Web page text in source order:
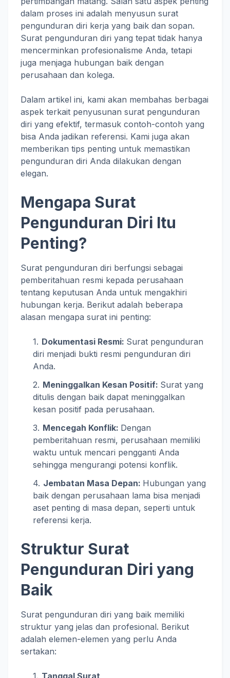
dalam proses ini adalah menyusun surat
pengunduran diri kerja yang baik dan sopan.
Surat pengunduran diri yang tepat tidak hanya
mencerminkan profesionalisme Anda, tetapi
juga menjaga hubungan baik dengan
perusahaan dan kolega.
Dalam artikel ini, kami akan membahas berbagai
aspek terkait penyusunan surat pengunduran
diri yang efektif, termasuk contoh-contoh yang
bisa Anda jadikan referensi. Kami juga akan
memberikan tips penting untuk memastikan
pengunduran diri Anda dilakukan dengan
elegan.
Mengapa Surat
Pengunduran Diri Itu
Penting?
Surat pengunduran diri berfungsi sebagai
pemberitahuan resmi kepada perusahaan
tentang keputusan Anda untuk mengakhiri
hubungan kerja. Berikut adalah beberapa
alasan mengapa surat ini penting:
Dokumentasi Resmi: Surat pengunduran
diri menjadi bukti resmi pengunduran diri
Anda.
Meninggalkan Kesan Positif: Surat yang
ditulis dengan baik dapat meninggalkan
kesan positif pada perusahaan.
Mencegah Konflik: Dengan
pemberitahuan resmi, perusahaan memiliki
waktu untuk mencari pengganti Anda
sehingga mengurangi potensi konflik.
Jembatan Masa Depan: Hubungan yang
baik dengan perusahaan lama bisa menjadi
aset penting di masa depan, seperti untuk
referensi kerja.
Struktur Surat
Pengunduran Diri yang
Baik
Surat pengunduran diri yang baik memiliki
struktur yang jelas dan profesional. Berikut
adalah elemen-elemen yang perlu Anda
sertakan:
Tanggal Surat